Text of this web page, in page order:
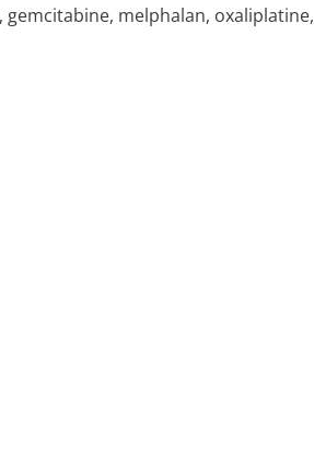
melphalan, oxaliplatine,